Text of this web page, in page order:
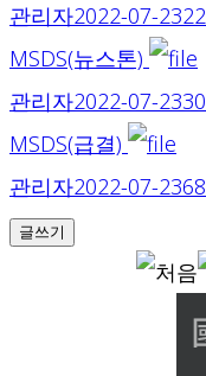
관리자2022-07-23
MSDS(뉴스톤)
관리자2022-07-23
MSDS(급결)
관리자2022-07-23
글쓰기